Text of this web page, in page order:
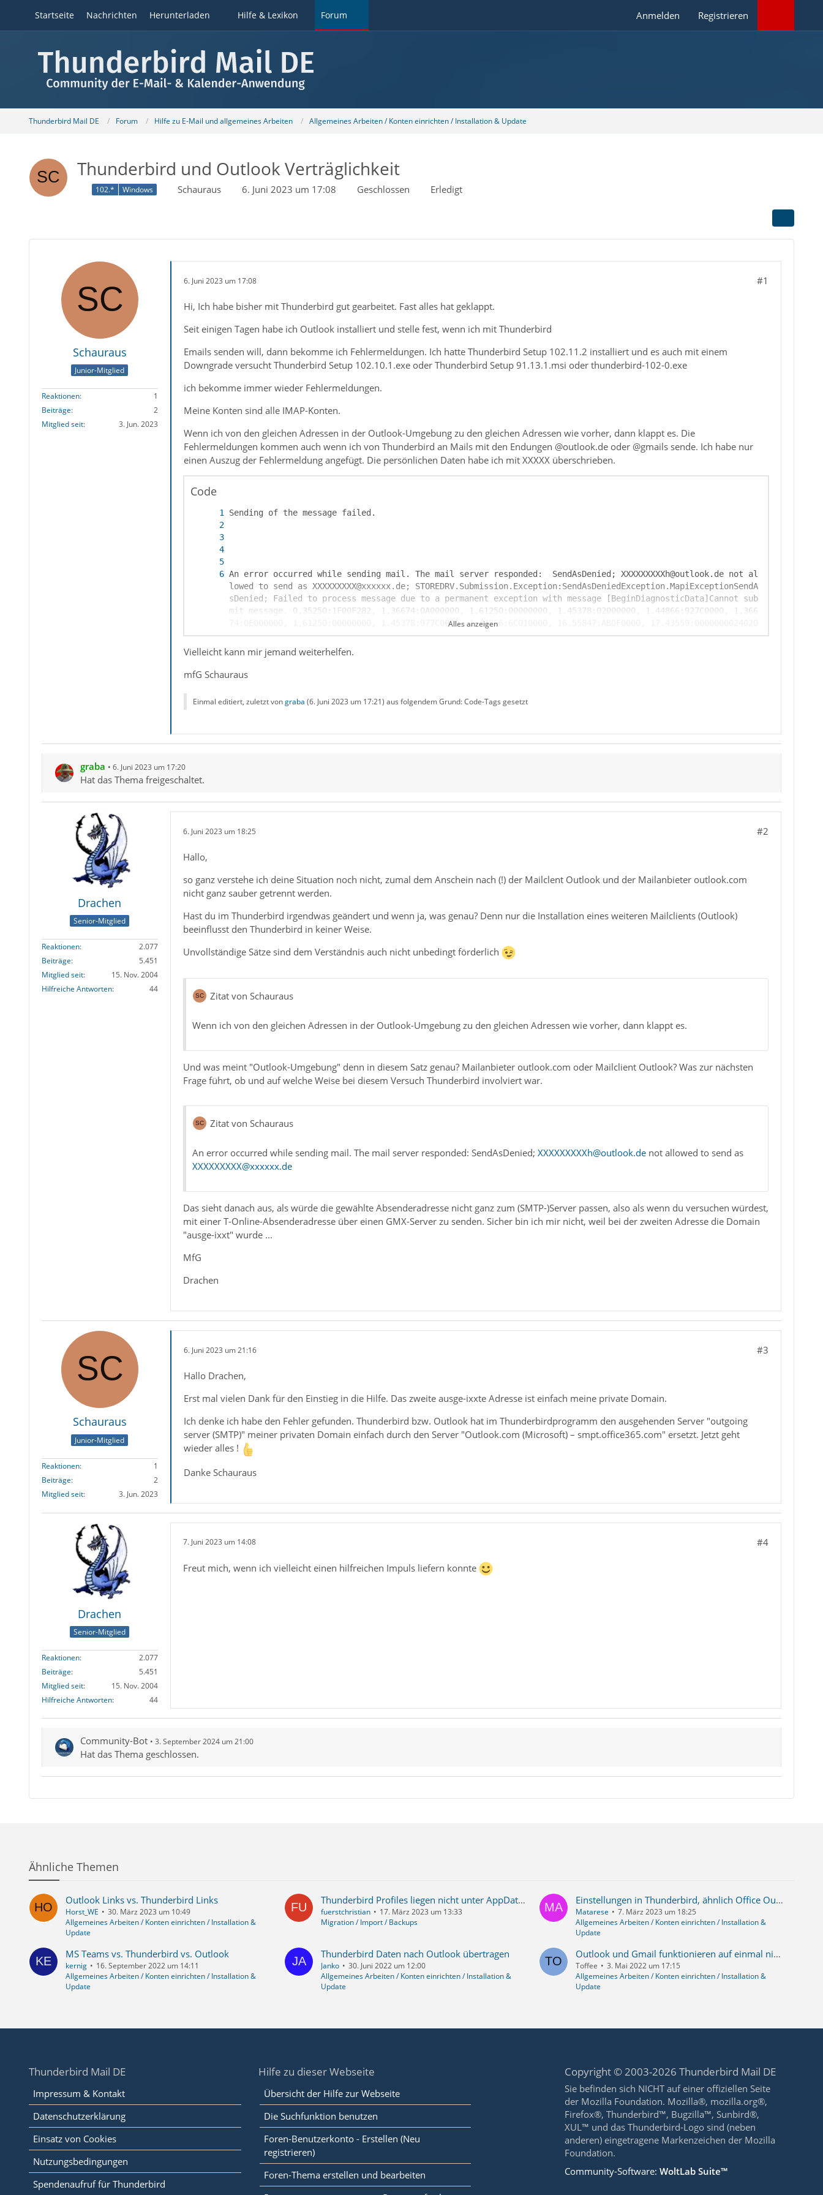
Startseite Nachrichten Herunterladen Hilfe & Lexikon Forum Anmelden Registrieren
Thunderbird Mail DE Forum Hilfe zu E-Mail und allgemeines Arbeiten Allgemeines Arbeiten / Konten einrichten / Installation & Update
Thunderbird und Outlook Verträglichkeit
102.* Windows Schauraus 6. Juni 2023 um 17:08 Geschlossen Erledigt
Schauraus
Junior-Mitglied
Reaktionen
1
Beiträge
2
Mitglied seit
3. Jun. 2023
6. Juni 2023 um 17:08 #1
Hi, Ich habe bisher mit Thunderbird gut gearbeitet. Fast alles hat geklappt.
Seit einigen Tagen habe ich Outlook installiert und stelle fest, wenn ich mit Thunderbird
Emails senden will, dann bekomme ich Fehlermeldungen. Ich hatte Thunderbird Setup 102.11.2 installiert und es auch mit einem
Downgrade versucht Thunderbird Setup 102.10.1.exe oder Thunderbird Setup 91.13.1.msi oder thunderbird-102-0.exe
ich bekomme immer wieder Fehlermeldungen.
Meine Konten sind alle IMAP-Konten.
Wenn ich von den gleichen Adressen in der Outlook-Umgebung zu den gleichen Adressen wie vorher, dann klappt es. Die
Fehlermeldungen kommen auch wenn ich von Thunderbird an Mails mit den Endungen @outlook.de oder @gmails sende. Ich habe nur
einen Auszug der Fehlermeldung angefügt. Die persönlichen Daten habe ich mit XXXXX überschrieben.
Code
An error occurred while sending mail. The mail server responded:  SendAsDenied; XXXXXXXXXh@outlook.de not al
lowed to send as XXXXXXXXX@xxxxxx.de; STOREDRV.Submission.Exception:SendAsDeniedException.MapiExceptionSendA
sDenied; Failed to process message due to a permanent exception with message [BeginDiagnosticData]Cannot sub
mit message. 0.35250:1F00F282, 1.36674:0A000000, 1.61250:00000000, 1.45378:02000000, 1.44866:927C0000, 1.366
74:0E000000, 1.61250:00000000, 1.45378:977C0000, 1.44866:6C010000, 16.55847:AB0F0000, 17.43559:0000000024020
000000000000000000000000000, . . . . . . . . . . . . . . etc.
0BF80, 4.39842:DC040000, 0.41586:DE020000, 4.60547:DC040000, 0.21966:06010000, 4.30158:DC040000[EndDiagnosti
Alles anzeigen
Vielleicht kann mir jemand weiterhelfen.
mfG Schauraus
Einmal editiert, zuletzt vongraba (6. Juni 2023 um 17:21) aus folgendem Grund: Code-Tags gesetzt
graba 6. Juni 2023 um 17:20
Hat das Thema freigeschaltet.
Drachen
Senior-Mitglied
Reaktionen
2.077
Beiträge
5.451
Mitglied seit
15. Nov. 2004
Hilfreiche Antworten
44
6. Juni 2023 um 18:25 #2
Hallo,
so ganz verstehe ich deine Situation noch nicht, zumal dem Anschein nach (!) der Mailclent Outlook und der Mailanbieter outlook.com
nicht ganz sauber getrennt werden.
Hast du im Thunderbird irgendwas geändert und wenn ja, was genau? Denn nur die Installation eines weiteren Mailclients (Outlook)
beeinflusst den Thunderbird in keiner Weise.
Unvollständige Sätze sind dem Verständnis auch nicht unbedingt förderlich
Zitat von Schauraus
Wenn ich von den gleichen Adressen in der Outlook-Umgebung zu den gleichen Adressen wie vorher, dann klappt es.
Und was meint "Outlook-Umgebung" denn in diesem Satz genau? Mailanbieter outlook.com oder Mailclient Outlook? Was zur nächsten
Frage führt, ob und auf welche Weise bei diesem Versuch Thunderbird involviert war.
Zitat von Schauraus
An error occurred while sending mail. The mail server responded: SendAsDenied; XXXXXXXXXh@outlook.denot allowed to send as
XXXXXXXXX@xxxxxx.de
Das sieht danach aus, als würde die gewählte Absenderadresse nicht ganz zum (SMTP-)Server passen, also als wenn du versuchen würdest,
mit einer T-Online-Absenderadresse über einen GMX-Server zu senden. Sicher bin ich mir nicht, weil bei der zweiten Adresse die Domain
"ausge-ixxt" wurde ...
MfG
Drachen
Schauraus
Junior-Mitglied
Reaktionen
1
Beiträge
2
Mitglied seit
3. Jun. 2023
6. Juni 2023 um 21:16 #3
Hallo Drachen,
Erst mal vielen Dank für den Einstieg in die Hilfe. Das zweite ausge-ixxte Adresse ist einfach meine private Domain.
Ich denke ich habe den Fehler gefunden. Thunderbird bzw. Outlook hat im Thunderbirdprogramm den ausgehenden Server "outgoing
server (SMTP)" meiner privaten Domain einfach durch den Server "Outlook.com (Microsoft) – smpt.office365.com" ersetzt. Jetzt geht
wieder alles !
Danke Schauraus
Drachen
Senior-Mitglied
Reaktionen
2.077
Beiträge
5.451
Mitglied seit
15. Nov. 2004
Hilfreiche Antworten
44
7. Juni 2023 um 14:08 #4
Freut mich, wenn ich vielleicht einen hilfreichen Impuls liefern konnte
Community-Bot 3. September 2024 um 21:00
Hat das Thema geschlossen.
Ähnliche Themen
Outlook Links vs. Thunderbird Links
Horst_WE
30. März 2023 um 10:49
Allgemeines Arbeiten / Konten einrichten / Installation &
Update
Thunderbird Profiles liegen nicht unter AppData/Roaming und sind nicht zu finden - Migration zu Outlook funktioniert nicht
fuerstchristian
17. März 2023 um 13:33
Migration / Import / Backups
Einstellungen in Thunderbird, ähnlich Office Outlook
Matarese
7. März 2023 um 18:25
Allgemeines Arbeiten / Konten einrichten / Installation &
Update
MS Teams vs. Thunderbird vs. Outlook
kernig
16. September 2022 um 14:11
Allgemeines Arbeiten / Konten einrichten / Installation &
Update
Thunderbird Daten nach Outlook übertragen
Janko
30. Juni 2022 um 12:00
Allgemeines Arbeiten / Konten einrichten / Installation &
Update
Outlook und Gmail funktionieren auf einmal nicht mehr mit Thunderbird
Toffee
3. Mai 2022 um 17:15
Allgemeines Arbeiten / Konten einrichten / Installation &
Update
Thunderbird Mail DE
Impressum & Kontakt
Datenschutzerklärung
Einsatz von Cookies
Nutzungsbedingungen
Spendenaufruf für Thunderbird
Hilfe zu dieser Webseite
Übersicht der Hilfe zur Webseite
Die Suchfunktion benutzen
Foren-Benutzerkonto - Erstellen (Neu
registrieren)
Foren-Thema erstellen und bearbeiten
Copyright © 2003-2026 Thunderbird Mail DE
Sie befinden sich NICHT auf einer offiziellen Seite
der Mozilla Foundation. Mozilla®, mozilla.org®,
Firefox®, Thunderbird™, Bugzilla™, Sunbird®,
XUL™ und das Thunderbird-Logo sind (neben
anderen) eingetragene Markenzeichen der Mozilla
Foundation.
Community-Software:WoltLab Suite™